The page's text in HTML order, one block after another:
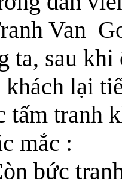
Van
ta, sau
khách lại
tấm tranh
mắc :
bức